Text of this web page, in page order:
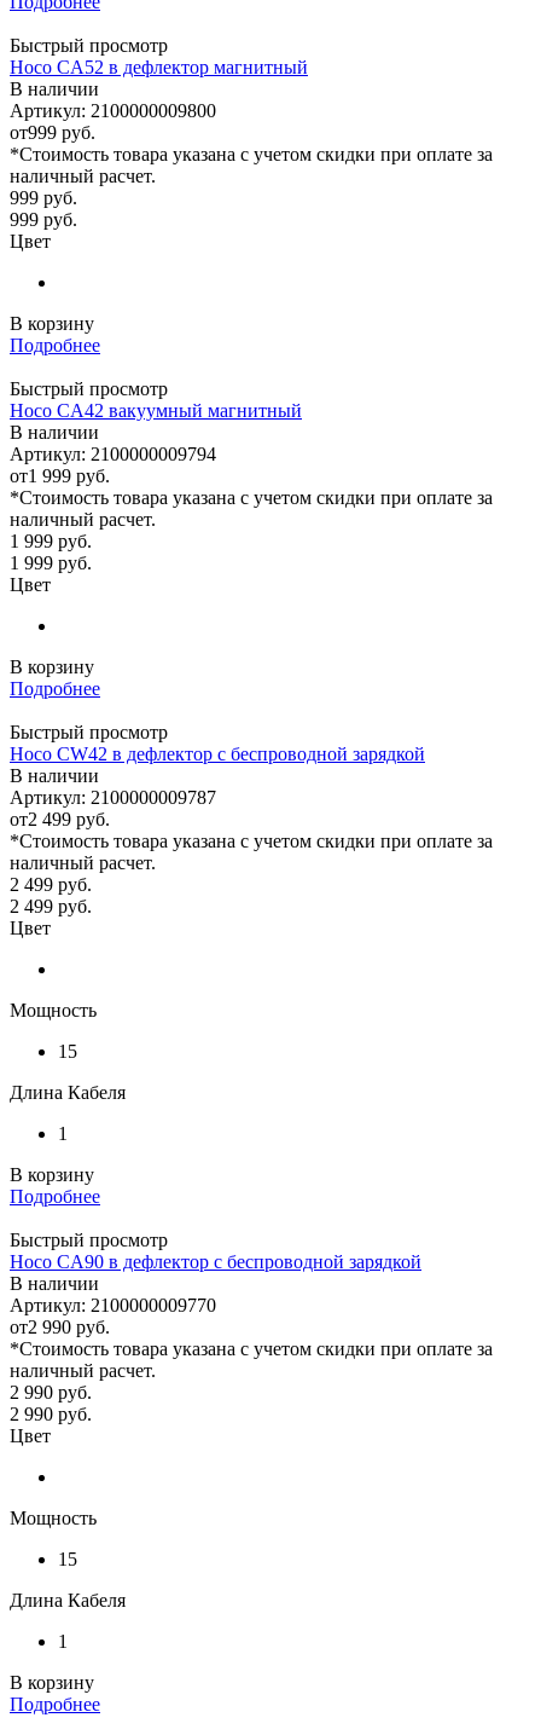
Быстрый просмотр
Hoco CA52 в дефлектор магнитный
В наличии
Артикул: 2100000009800
от999 руб.
*Стоимость товара указана с учетом скидки при оплате за
наличный расчет.
999 руб.
999 руб.
Цвет
В корзину
Подробнее
Быстрый просмотр
Hoco CA42 вакуумный магнитный
В наличии
Артикул: 2100000009794
от1 999 руб.
*Стоимость товара указана с учетом скидки при оплате за
наличный расчет.
1 999 руб.
1 999 руб.
Цвет
В корзину
Подробнее
Быстрый просмотр
Hoco CW42 в дефлектор с беспроводной зарядкой
В наличии
Артикул: 2100000009787
от2 499 руб.
*Стоимость товара указана с учетом скидки при оплате за
наличный расчет.
2 499 руб.
2 499 руб.
Цвет
Мощность
15
Длина Кабеля
1
В корзину
Подробнее
Быстрый просмотр
Hoco CA90 в дефлектор с беспроводной зарядкой
В наличии
Артикул: 2100000009770
от2 990 руб.
*Стоимость товара указана с учетом скидки при оплате за
наличный расчет.
2 990 руб.
2 990 руб.
Цвет
Мощность
15
Длина Кабеля
1
В корзину
Подробнее